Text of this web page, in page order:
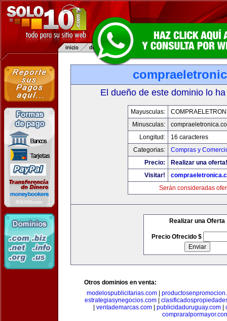
El dueño de este dominio lo
Mayusculas:
Minusculas:
Longitud:
16 caracteres
Categorias:
Compras y
Precio:
Realizar una oferta!
Visitar!
Serán consideradas
Realizar una Oferta
Precio Ofrecido $
Otros dominios en venta:
modelospublicitarias.com
estrategiasynegocios.com|
ventademarcas.com publicidaduruguay.com